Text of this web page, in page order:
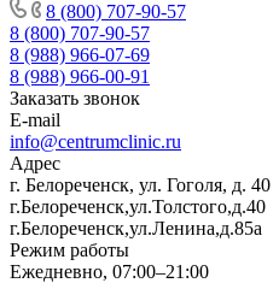
8 (800) 707-90-57
8 (800) 707-90-57
8 (988) 966-07-69
8 (988) 966-00-91
Заказать звонок
E-mail
info@centrumclinic.ru
Адрес
г. Белореченск, ул. Гоголя, д. 40
г.Белореченск,ул.Толстого,д.40
г.Белореченск,ул.Ленина,д.85а
Режим работы
Ежедневно, 07:00–21:00